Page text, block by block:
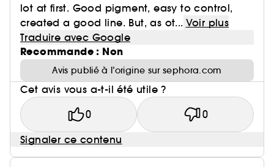
lot at first. Good pigment, easy to control,
created a good line. But, as ot... Voir plus
Traduire avec Google
Recommande : Non
Avis publié à l’origine sur sephora.com
Cet avis vous a-t-il été utile ?
0 0
Signaler ce contenu